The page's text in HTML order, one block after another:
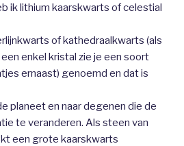
ik lithium kaarskwarts of celestial
of kathedraalkwarts (als
enkel kristal zie je een soort
ernaast) genoemd en dat is
planeet en naar degenen die de
te veranderen. Als steen van
een grote kaarskwarts